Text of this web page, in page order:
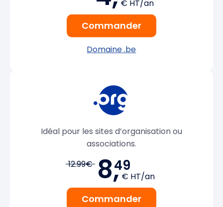
€ HT/an
Commander
Domaine .be
Idéal pour les sites d’organisation ou
associations.
12.99€ 8,49
€ HT/an
Commander